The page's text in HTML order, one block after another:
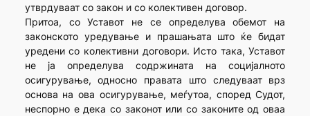
утврдуваат со закон и со колективен договор.
Притоа, со Уставот не се определува обемот на
законското уредување и прашањата што ќе бидат
уредени со колективни договори. Исто така, Уставот
не ја определува содржината на социјалното
осигурување, односно правата што следуваат врз
основа на ова осигурување, меѓутоа, според Судот,
неспорно е дека со законот или со законите од оваа